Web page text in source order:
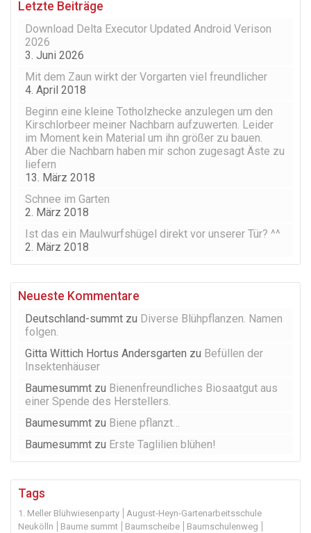
Letzte Beiträge
Download Delta Executor Updated Android Verison
2026
3. Juni 2026
Mit dem Zaun wirkt der Vorgarten viel freundlicher
4. April 2018
Beginn eine kleine Totholzhecke anzulegen um den
Kirschlorbeer meiner Nachbarn aufzuwerten. Leider
im Moment kein Material um ihn größer zu bauen.
Aber die Nachbarn haben mir schon zugesagt Äste zu
liefern
13. März 2018
Schnee im Garten
2. März 2018
Ist das ein Maulwurfshügel direkt vor unserer Tür? ^^
2. März 2018
Neueste Kommentare
Deutschland-summt zu Diverse Blühpflanzen. Namen
folgen.
Gitta Wittich Hortus Andersgarten zu Befüllen der
Insektenhäuser
Baumesummt zu Bienenfreundliches Biosaatgut aus
einer Spende des Herstellers.
Baumesummt zu Biene pflanzt…
Baumesummt zu Erste Taglilien blühen!
Tags
1. Meller Blühwiesenparty
August-Heyn-Gartenarbeitsschule
Neukölln
Baume summt Baumscheibe
Baumschulenweg